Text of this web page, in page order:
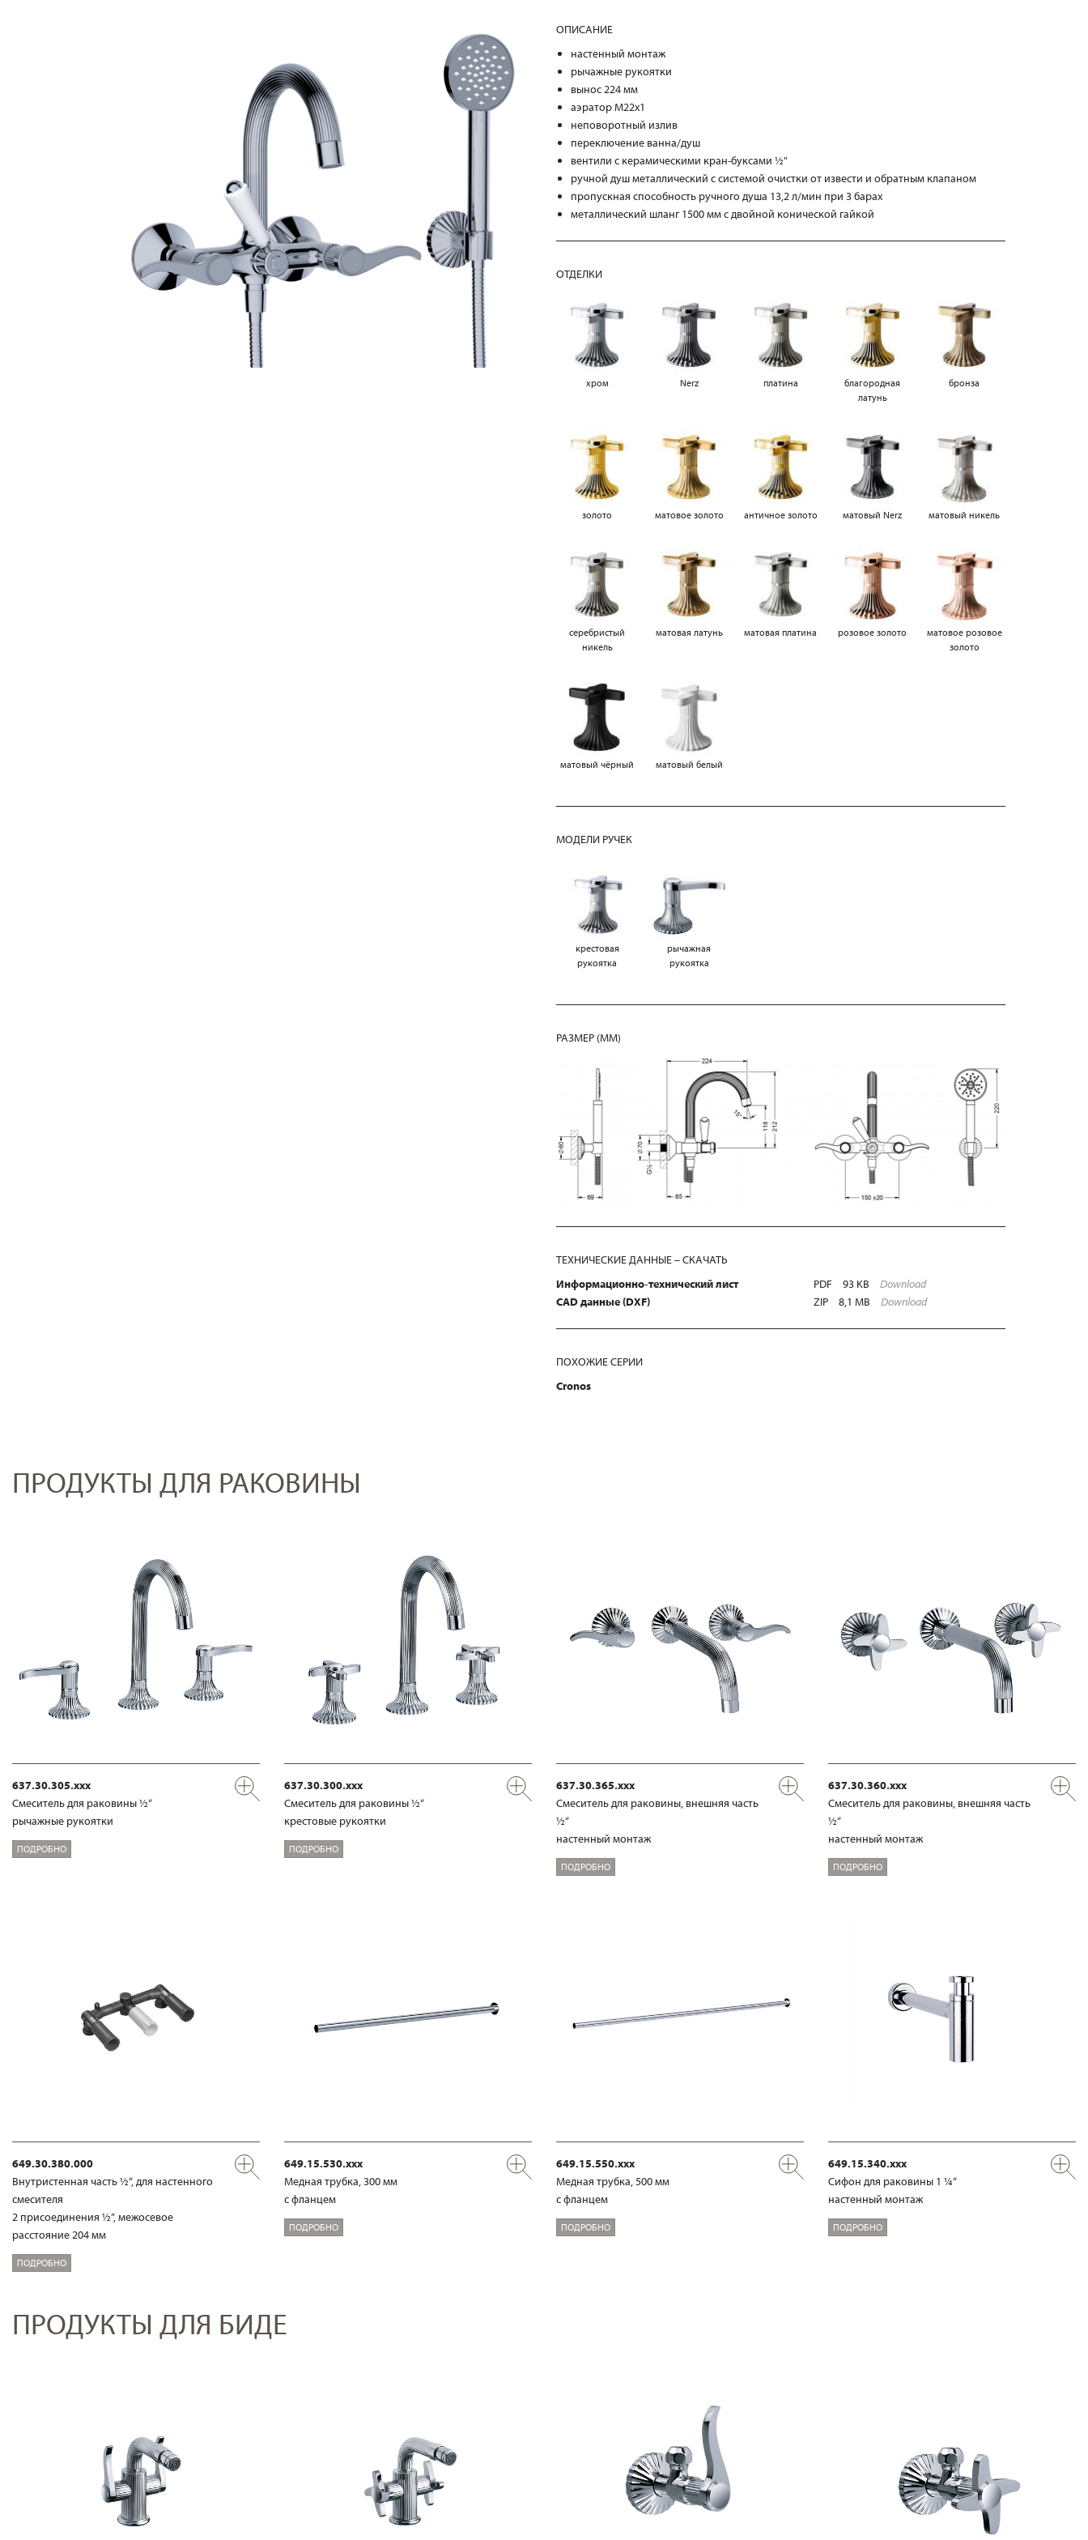
ОПИСАНИЕ
настенный монтаж
рычажные рукоятки
вынос 224 мм
аэратор M22x1
неповоротный излив
переключение ванна/душ
вентили с керамическими кран-буксами ½"
ручной душ металлический с системой очистки от извести и обратным клапаном
пропускная способность ручного душа 13,2 л/мин при 3 барах
металлический шланг 1500 мм с двойной конической гайкой
ОТДЕЛКИ
хром Nerz платина
благородная
латунь
бронза
золото матовое золото античное золото матовый Nerz матовый никель
серебристый
никель
матовая латунь матовая платина розовое золото
матовое розовое
золото
матовый чёрный матовый белый
МОДЕЛИ РУЧЕК
крестовая
рукоятка
рычажная
рукоятка
РАЗМЕР (MM)
ТЕХНИЧЕСКИЕ ДАННЫЕ – СКАЧАТЬ
Информационно-технический лист
PDF 93 KB
Download
CAD данные (DXF)
ZIP 8,1 MB Download
ПОХОЖИЕ СЕРИИ
Cronos
ПРОДУКТЫ ДЛЯ РАКОВИНЫ
637.30.305.xxx
Смеситель для раковины ½“
рычажные рукоятки
ПОДРОБНО
637.30.300.xxx
Смеситель для раковины ½“
крестовые рукоятки
ПОДРОБНО
637.30.365.xxx
Смеситель для раковины, внешняя часть
½“
настенный монтаж
ПОДРОБНО
637.30.360.xxx
Смеситель для раковины, внешняя часть
½“
настенный монтаж
ПОДРОБНО
649.30.380.000
Внутристенная часть ½“, для настенного
смесителя
2 присоединения ½“, межосевое
расстояние 204 мм
ПОДРОБНО
649.15.530.xxx
Медная трубка, 300 мм
с фланцем
ПОДРОБНО
649.15.550.xxx
Медная трубка, 500 мм
с фланцем
ПОДРОБНО
649.15.340.xxx
Сифон для раковины 1 ¼“
настенный монтаж
ПОДРОБНО
ПРОДУКТЫ ДЛЯ БИДЕ